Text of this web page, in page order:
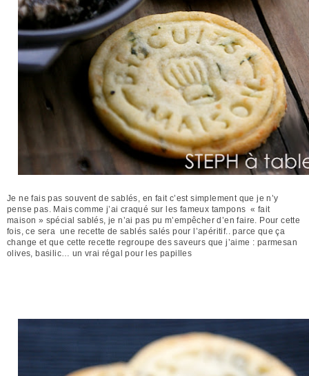
Je ne fais pas souvent de sablés, en fait c’est simplement que je n’y
pense pas. Mais comme j’ai craqué sur les fameux tampons « fait
maison » spécial sablés, je n’ai pas pu m’empêcher d’en faire. Pour cette
fois, ce sera une recette de sablés salés pour l’apéritif.. parce que ça
change et que cette recette regroupe des saveurs que j’aime : parmesan
olives, basilic… un vrai régal pour les papilles